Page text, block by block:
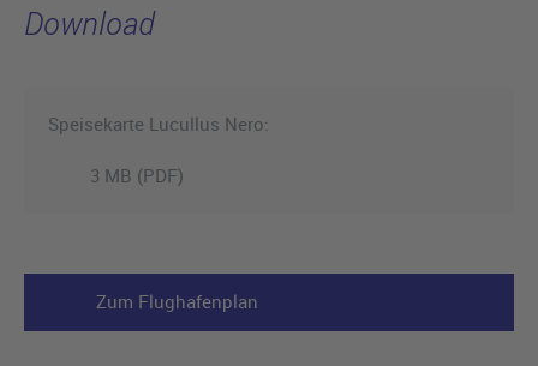
Download
Speisekarte Lucullus Nero:
3 MB (PDF)
Zum Flughafenplan